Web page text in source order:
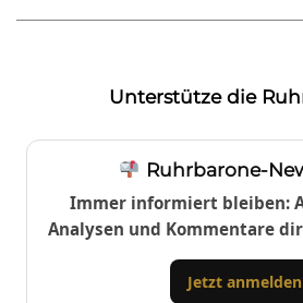
Unterstütze die
Ruhrbarone-
Immer informiert bleiben:
Analysen und Kommentare
Jetzt anmelden